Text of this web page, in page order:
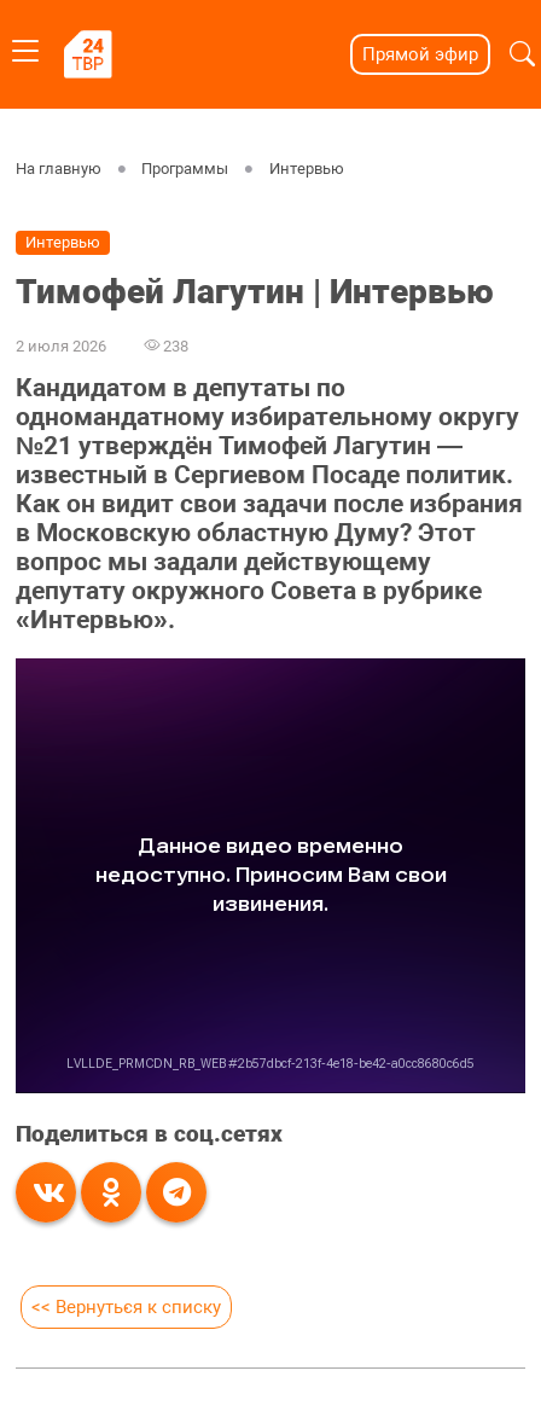
Прямой эфир
На главную Программы Интервью
Интервью
Тимофей Лагутин | Интервью
2 июля 2026 238
Кандидатом в депутаты по
одномандатному избирательному округу
№21 утверждён Тимофей Лагутин —
известный в Сергиевом Посаде политик.
Как он видит свои задачи после избрания
в Московскую областную Думу? Этот
вопрос мы задали действующему
депутату окружного Совета в рубрике
«Интервью».
Поделиться в соц.сетях
<< Вернуться к списку